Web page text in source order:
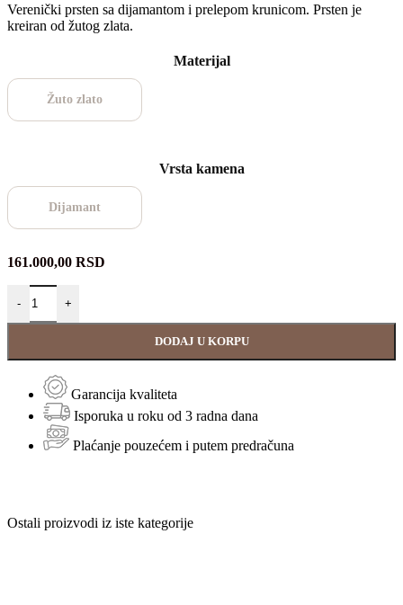
Verenički prsten sa dijamantom i prelepom krunicom. Prsten je
kreiran od žutog zlata.
Materijal
Žuto zlato
Vrsta kamena
Dijamant
161.000,00 RSD
- +
DODAJ U KORPU
Garancija kvaliteta
Isporuka u roku od 3 radna dana
Plaćanje pouzećem i putem predračuna
Ostali proizvodi iz iste kategorije